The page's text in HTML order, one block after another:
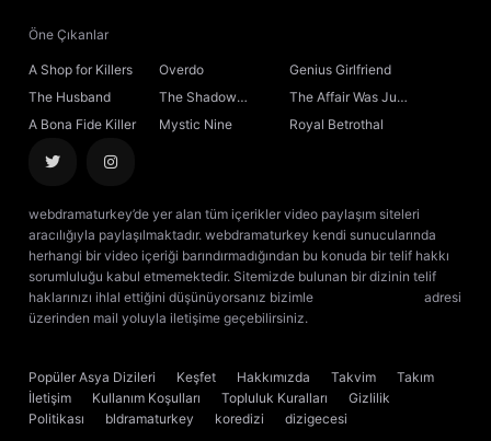
23. Bölüm
24. Bölüm
26. Bölüm
27. Bölüm
29. Bölüm
Öne Çıkanlar
A Shop for Killers Overdo
Genius Girlfriend
The Husband
The Shadow
Sovereign
The Affair Was Just
the Beginning
A Bona Fide Killer Mystic Nine Royal Betrothal
webdramaturkey’de yer alan tüm içerikler video paylaşım siteleri
aracılığıyla paylaşılmaktadır. webdramaturkey kendi sunucularında
herhangi bir video içeriği barındırmadığından bu konuda bir telif hakkı
sorumluluğu kabul etmemektedir. Sitemizde bulunan bir dizinin telif
haklarınızı ihlal ettiğini düşünüyorsanız bizimle
adresi
üzerinden mail yoluyla iletişime geçebilirsiniz.
Popüler Asya Dizileri Keşfet Hakkımızda Takvim
Takım
İletişim
Kullanım Koşulları Topluluk Kuralları
Gizlilik
Politikası
bldramaturkey koredizi
dizigecesi